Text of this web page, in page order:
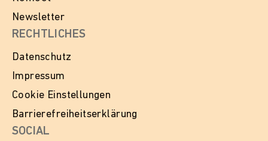
Newsletter
RECHTLICHES
Datenschutz
Impressum
Cookie Einstellungen
Barrierefreiheitserklärung
SOCIAL